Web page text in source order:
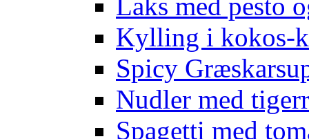
Kylling i kokos-
Spicy
Nudler med
Spagetti med